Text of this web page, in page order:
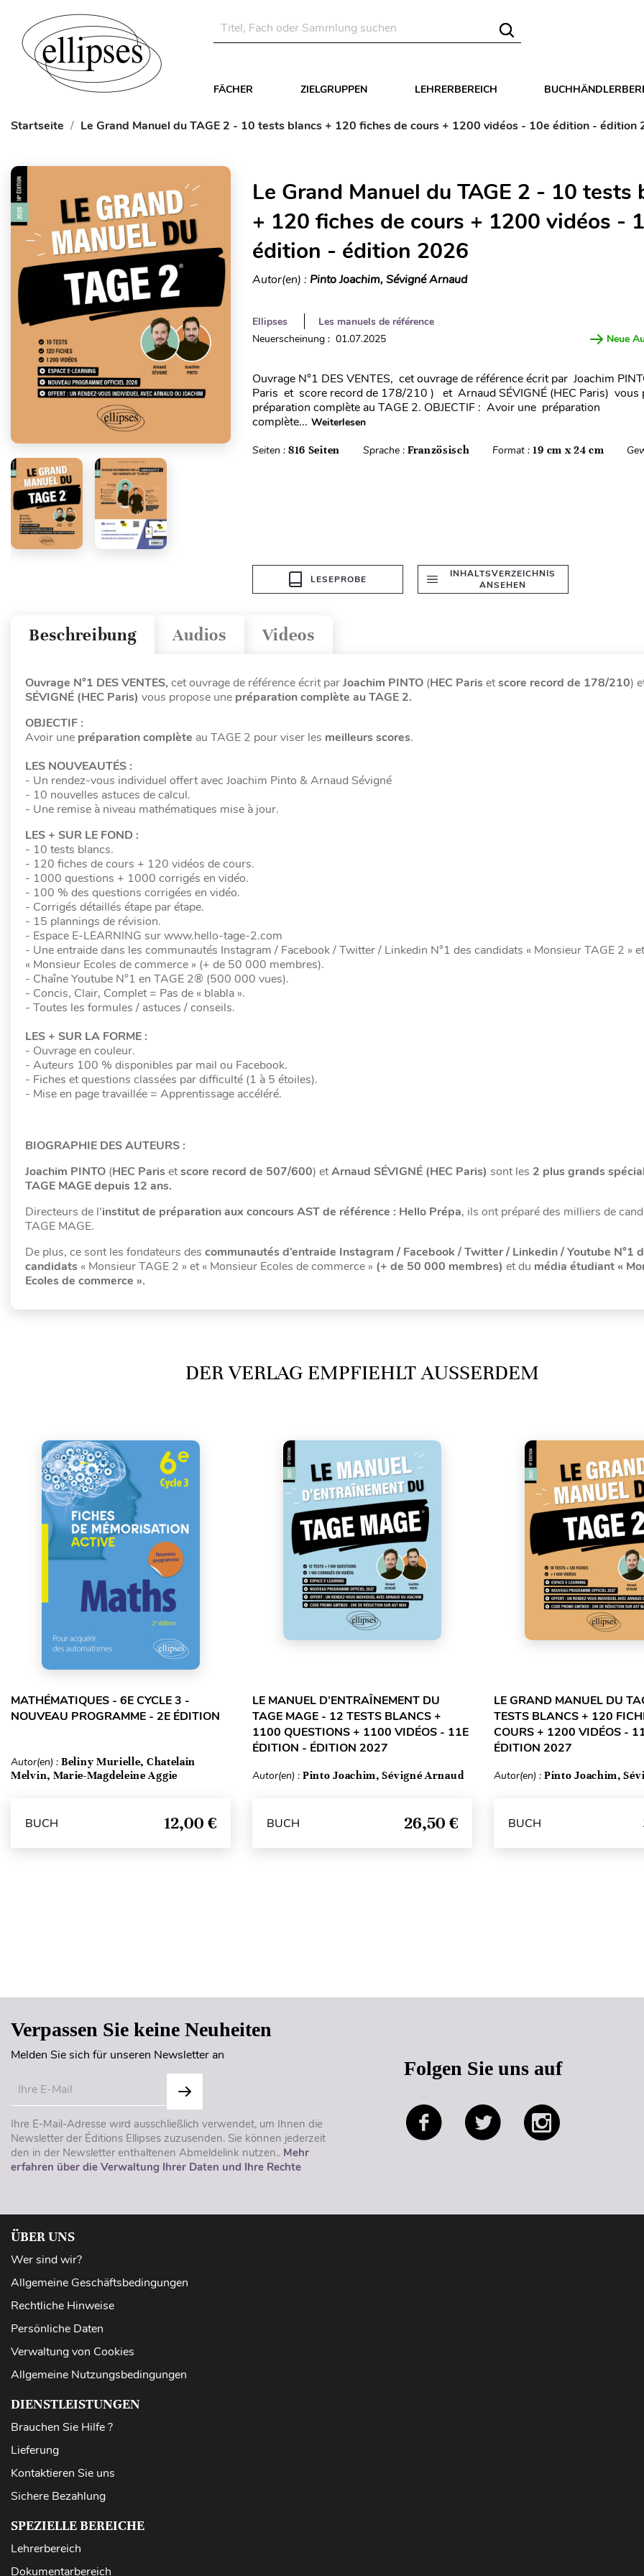
FÄCHER ZIELGRUPPEN LEHRERBEREICH
Startseite Le Grand Manuel du TAGE 2 - 10 tests blancs + 120 fiches de cours + 1200 vidéos - 10e édition - édition
Le Grand Manuel du TAGE 2 - 10 tests
+ 120 fiches de cours + 1200 vidéos -
édition - édition 2026
Autor(en) : Pinto Joachim, Sévigné Arnaud
Ellipses
Les manuels de référence
Neuerscheinung : 01.07.2025
Neue
Ouvrage N°1 DES VENTES, cet ouvrage de référence écrit par Joachim
Paris et score record de 178/210 ) et Arnaud SÉVIGNÉ (HEC Paris) vous
préparation complète au TAGE 2. OBJECTIF : Avoir une préparation
complète... Weiterlesen
Seiten : 816 Seiten Sprache : Französisch Format :19 cm x 24 cm
LESEPROBE
INHALTSVERZEICHNIS
ANSEHEN
Videos
Audios
Beschreibung
Ouvrage N°1 DES VENTES, cet ouvrage de référence écrit parJoachim PINTO (HEC Paris etscore record de 178/210)
SÉVIGNÉ (HEC Paris) vous propose une préparation complète au TAGE 2.
OBJECTIF :
Avoir une préparation complète au TAGE 2 pour viser les meilleurs scores.
LES NOUVEAUTÉS :
- Un rendez-vous individuel offert avec Joachim Pinto & Arnaud Sévigné
- 10 nouvelles astuces de calcul.
- Une remise à niveau mathématiques mise à jour.
LES + SUR LE FOND :
- 10 tests blancs.
- 120 fiches de cours + 120 vidéos de cours.
- 1000 questions + 1000 corrigés en vidéo.
- 100 % des questions corrigées en vidéo.
- Corrigés détaillés étape par étape.
- 15 plannings de révision.
- Espace E-LEARNING sur www.hello-tage-2.com
- Une entraide dans les communautés Instagram / Facebook / Twitter / Linkedin N°1 des candidats « Monsieur TAGE 2 » et
« Monsieur Ecoles de commerce » (+ de 50 000 membres).
- Chaîne Youtube N°1 en TAGE 2® (500 000 vues).
- Concis, Clair, Complet = Pas de « blabla ».
- Toutes les formules / astuces / conseils.
LES + SUR LA FORME :
- Ouvrage en couleur.
- Auteurs 100 % disponibles par mail ou Facebook.
- Fiches et questions classées par difficulté (1 à 5 étoiles).
- Mise en page travaillée = Apprentissage accéléré.
BIOGRAPHIE DES AUTEURS :
Joachim PINTO (HEC Paris etscore record de 507/600) etArnaud SÉVIGNÉ (HEC Paris) sont les 2 plus grands
TAGE MAGE depuis 12 ans.
Directeurs de l’institut de préparation aux concours AST de référence : Hello Prépa, ils ont préparé des milliers de
TAGE MAGE.
De plus, ce sont les fondateurs des communautés d’entraide Instagram / Facebook / Twitter / Linkedin / Youtube N°1
candidats « Monsieur TAGE 2 » et « Monsieur Ecoles de commerce » (+ de 50 000 membres) et du média étudiant «
Ecoles de commerce ».
DER VERLAG EMPFIEHLT AUSSERDEM
MATHÉMATIQUES - 6E CYCLE 3 -
NOUVEAU PROGRAMME - 2E ÉDITION
Autor(en) : Beliny Murielle, Chatelain
Melvin, Marie-Magdeleine Aggie
BUCH 12,00 €
LE MANUEL D’ENTRAÎNEMENT DU
TAGE MAGE - 12 TESTS BLANCS +
1100 QUESTIONS + 1100 VIDÉOS - 11E
ÉDITION - ÉDITION 2027
Autor(en) : Pinto Joachim, Sévigné Arnaud
BUCH 26,50 €
LE GRAND MANUEL DU
TESTS BLANCS + 120
COURS + 1200 VIDÉOS -
ÉDITION 2027
Autor(en) : Pinto Joachim,
BUCH
Verpassen Sie keine Neuheiten
Melden Sie sich für unseren Newsletter an
Ihre E-Mail-Adresse wird ausschließlich verwendet, um Ihnen die
Newsletter der Éditions Ellipses zuzusenden. Sie können jederzeit
den in der Newsletter enthaltenen Abmeldelink nutzen.. Mehr
erfahren über die Verwaltung Ihrer Daten und Ihre Rechte
Folgen Sie uns auf
ÜBER UNS
Wer sind wir?
Allgemeine Geschäftsbedingungen
Rechtliche Hinweise
Persönliche Daten
Verwaltung von Cookies
Allgemeine Nutzungsbedingungen
DIENSTLEISTUNGEN
Brauchen Sie Hilfe ?
Lieferung
Kontaktieren Sie uns
Sichere Bezahlung
SPEZIELLE BEREICHE
Lehrerbereich
Dokumentarbereich